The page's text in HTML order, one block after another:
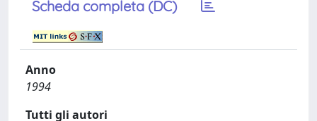
Scheda completa (DC)
Anno
1994
Tutti gli autori